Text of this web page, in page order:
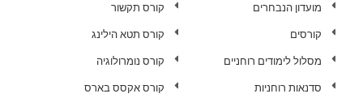
מועדון הנבחרים
קורסים
מסלול לימודים רוחניים
סדנאות רוחניות
קורס תקשור
קורס תטא הילינג
קורס נומרולוגיה
קורס אקסס בארס